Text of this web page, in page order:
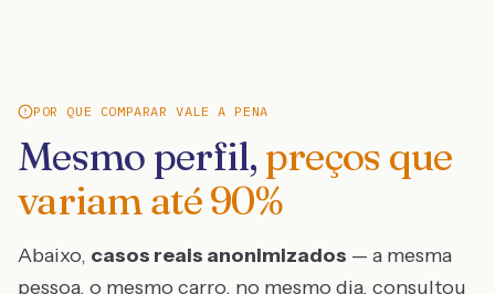
POR QUE COMPARAR VALE A PENA
Mesmo perfil, preços que
variam até90%
Abaixo, casos reais anonimizados — a mesma
pessoa, o mesmo carro, no mesmo dia, consultou